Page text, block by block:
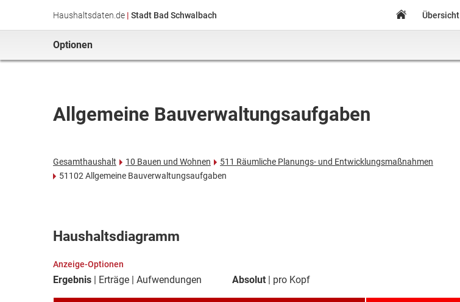
Haushaltsdaten.de | Stadt Bad Schwalbach Übersicht
Optionen
Allgemeine Bauverwaltungsaufgaben
Gesamthaushalt 10 Bauen und Wohnen
511 Räumliche Planungs- und Entwicklungsmaßnahmen
51102 Allgemeine Bauverwaltungsaufgaben
Haushaltsdiagramm
Anzeige-Optionen
Ergebnis Erträge Aufwendungen Absolut pro Kopf